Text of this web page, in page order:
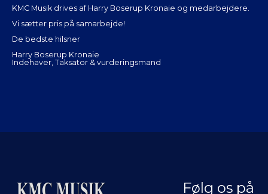
KMC Musik drives af Harry Boserup Kronaie og medarbejdere.
Vi sætter pris på samarbejde!
De bedste hilsner
Harry Boserup Kronaie
Indehaver, Taksator & vurderingsmand
Følg os på